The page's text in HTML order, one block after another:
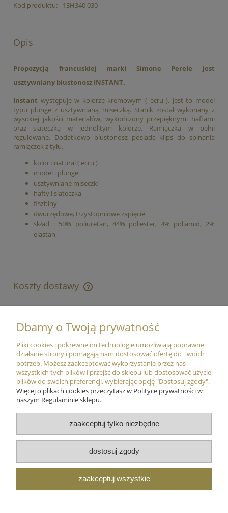
Kod produktu: 13H340 030
Opis
Propozycją francuskiej marki Simone Perele jest
usztywniany biustonosz INSTANT.
Instant występuje w kolorze kremowym ( ecru ). Jest to model
typu plunge z usztywnianą miseczką. Stanik został wykonany z
wysokiej jakości materiałów, wykończony przepięknymi haftami
oraz siateczką w jednolitym kolorze. Ramiączka w pełni
regulowane. Dodatkowo biustonosz posiada klips do spinania
ramiączek z tyłu.
kolor : natural ( ecru )
model : plunge
usztywniane miseczki
hafty i siateczka
fiszbiny
dwurzędowe, trzystopniowe zapięcie
skład : 50% poliuretan, 44% poliester, 4% poliamid, 2%
elastan
Koszty dostawy
Cena nie zawiera ewentualnych kosztów płatności
Kurier InPost
Moje konto
Płatności i dostawa
Informacje
O nas
T: 733 800 059 M: online@royal-bra-shop.pl
Dbamy o Twoją prywatność
Pliki cookies i pokrewne im technologie umożliwiają poprawne
działanie strony i pomagają nam dostosować ofertę do Twoich
potrzeb. Możesz zaakceptować wykorzystanie przez nas
wszystkich tych plików i przejść do sklepu lub dostosować użycie
plików do swoich preferencji, wybierając opcję "Dostosuj zgody".
Więcej o plikach cookies przeczytasz w Polityce prywatności w
naszym Regulaminie sklepu.
zaakceptuj tylko niezbędne
dostosuj zgody
zaakceptuj wszystkie